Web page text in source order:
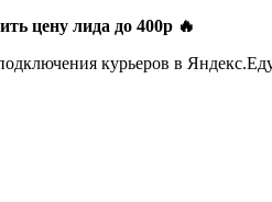
цену лида до 400р 🔥